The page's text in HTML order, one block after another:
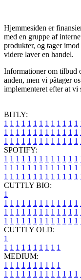
Hjemmesiden er
med en gruppe af
produkter, og tager
videre laver en handel.
Informationer om tilbud
anden, men vi påtager
implementeret efter at vi
BITLY:
1 1 1 1 1 1 1 1 1 1 1 1 1
1 1 1 1 1 1 1 1 1 1 1 1 1
1 1 1 1 1 1 1 1 1 1 1 1 1
SPOTIFY:
1 1 1 1 1 1 1 1 1 1 1 1 1
1 1 1 1 1 1 1 1 1 1 1 1 1
1 1 1 1 1 1 1 1 1 1 1 1 1
CUTTLY BIO:
1
1 1 1 1 1 1 1 1 1 1 1 1 1
1 1 1 1 1 1 1 1 1 1 1 1 1
1 1 1 1 1 1 1 1 1 1 1 1 1
CUTTLY OLD:
1
1 1 1 1 1 1 1 1 1 1
MEDIUM:
1 1 1 1 1 1 1 1 1 1
1 1 1 1 1 1 1 1 1 1 1 1 1